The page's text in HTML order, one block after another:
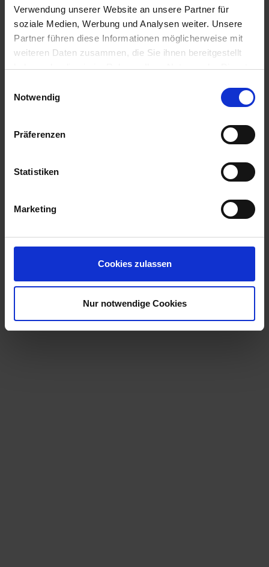
Verwendung unserer Website an unsere Partner für
soziale Medien, Werbung und Analysen weiter. Unsere
Partner führen diese Informationen möglicherweise mit
weiteren Daten zusammen, die Sie ihnen bereitgestellt
haben oder die sie im Rahmen Ihrer Nutzung der Dienste
Notwendig
Präferenzen
Statistiken
Marketing
Cookies zulassen
Nur notwendige Cookies